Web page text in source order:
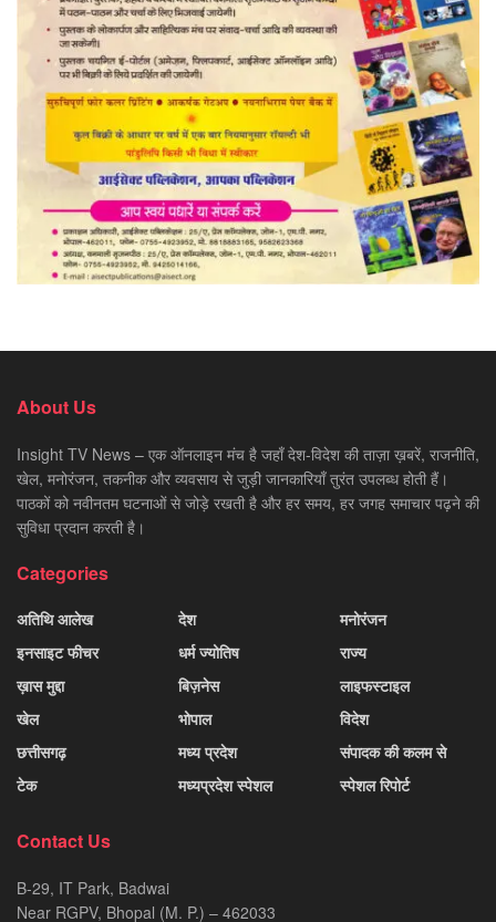
About Us
Insight TV News – एक ऑनलाइन मंच है जहाँ देश-विदेश की ताज़ा ख़बरें, राजनीति,
खेल, मनोरंजन, तकनीक और व्यवसाय से जुड़ी जानकारियाँ तुरंत उपलब्ध होती हैं।
पाठकों को नवीनतम घटनाओं से जोड़े रखती है और हर समय, हर जगह समाचार पढ़ने की
सुविधा प्रदान करती है।
Categories
अतिथि आलेख
इनसाइट फीचर
ख़ास मुद्दा
खेल
छत्तीसगढ़
टेक
देश
धर्म ज्योतिष
बिज़नेस
भोपाल
मध्य प्रदेश
मध्यप्रदेश स्पेशल
मनोरंजन
राज्य
लाइफस्टाइल
विदेश
संपादक की कलम से
स्पेशल रिपोर्ट
Contact Us
B-29, IT Park, Badwai
Near RGPV, Bhopal (M. P.) – 462033